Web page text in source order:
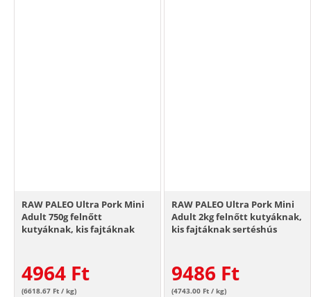
RAW PALEO Ultra Pork Mini
Adult 750g felnőtt
kutyáknak, kis fajtáknak
4964 Ft
(6618.67 Ft / kg)
RAW PALEO Ultra Pork Mini
Adult 2kg felnőtt kutyáknak,
kis fajtáknak sertéshús
9486 Ft
(4743.00 Ft / kg)